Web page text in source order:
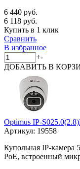
6 440 руб.
6 118 руб.
Купить в 1 клик
Сравнить
В избранное
+-
ДОБАВИТЬ В
Optimus IP-
Артикул: 19558
Купольная IP-
PoE, встроенный